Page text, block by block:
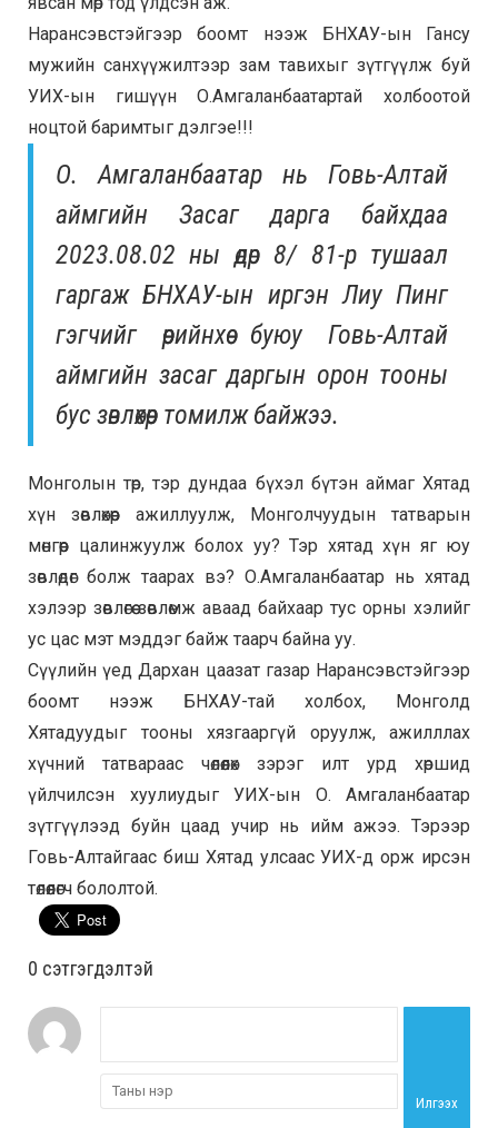
Нарансэвстэйгээр боомт нээж БНХАУ-ын Гансу
мужийн санхүүжилтээр зам тавихыг зүтгүүлж буй
УИХ-ын гишүүн О.Амгаланбаатартай холбоотой
ноцтой баримтыг дэлгэе!!!
О. Амгаланбаатар нь Говь-Алтай
аймгийн Засаг дарга байхдаа
2023.08.02 ны өдөр 8/ 81-р тушаал
гаргаж БНХАУ-ын иргэн Лиу Пинг
гэгчийг өөрийнхөө буюу Говь-Алтай
аймгийн засаг даргын орон тооны
бус зөвлөхөөр томилж байжээ.
Монголын төр, тэр дундаа бүхэл бүтэн аймаг Хятад
хүн зөвлөхөөр ажиллуулж, Монголчуудын татварын
мөнгөөр цалинжуулж болох уу? Тэр хятад хүн яг юу
зөвлөдөг болж таарах вэ? О.Амгаланбаатар нь хятад
хэлээр зөвлөгөө зөвлөмж аваад байхаар тус орны хэлийг
ус цас мэт мэддэг байж таарч байна уу.
Сүүлийн үед Дархан цаазат газар Нарансэвстэйгээр
боомт нээж БНХАУ-тай холбох, Монголд
Хятадуудыг тооны хязгааргүй оруулж, ажилллах
хүчний татвараас чөлөөлөх зэрэг илт урд хөршид
үйлчилсэн хуулиудыг УИХ-ын О. Амгаланбаатар
зүтгүүлээд буйн цаад учир нь ийм ажээ. Тэрээр
Говь-Алтайгаас биш Хятад улсаас УИХ-д орж ирсэн
төлөөлөгч бололтой.
0 cэтгэгдэлтэй
Илгээх